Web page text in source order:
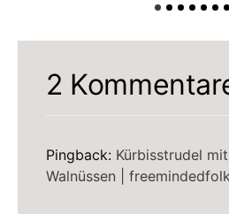
2
Pingback: Kürbisstrudel
Walnüssen |